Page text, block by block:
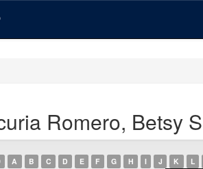
Romero, Betsy
A B C D E F G H I J K L